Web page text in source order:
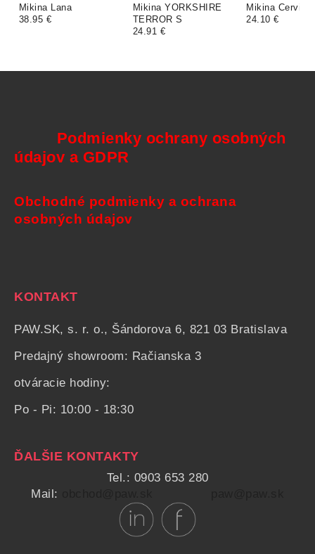
Mikina Lana
38.95 €
Mikina YORKSHIRE
TERROR S
24.91 €
Mikina
24.10 €
Podmienky ochrany osobných
údajov a GDPR
Obchodné podmienky a ochrana
osobných údajov
KONTAKT
PAW.SK, s. r. o., Šándorova 6, 821 03 Bratislava
Predajný showroom: Račianska 3
otváracie hodiny:
Po - Pi: 10:00 - 18:30
ĎALŠIE KONTAKTY
Tel.: 0903 653 280
Mail: